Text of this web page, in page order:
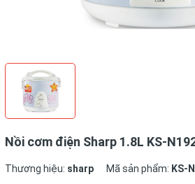
Nồi cơm điện Sharp 1.8L KS-
Thương hiệu: sharp Mã sản phẩm: KS-